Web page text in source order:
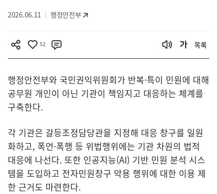
2026.06.11 행정안전부
52 목록
행정안전부와 국민권익위원회가 반복·특이 민원에 대해
공무원 개인이 아닌 기관이 책임지고 대응하는 체계를
구축한다.
각 기관은 갈등조정담당관을 지정해 대응 창구를 일원
화하고, 폭언·폭행 등 위법행위에는 기관 차원의 법적
대응에 나선다. 또한 인공지능(AI) 기반 민원 분석 시스
템을 도입하고 전자민원창구 악용 행위에 대한 이용 제
한 근거도 마련한다.